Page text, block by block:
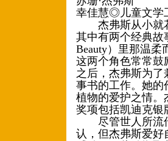
幸佳慧◎儿童文学
杰弗斯从小就花
其中有两个经典故
Beauty）里那温
这两个角色常常鼓
之后，杰弗斯为
事书的工作。她的
植物的爱护之情。
奖项包括凯迪克
尽管世人所流传
认，但杰弗斯爱好